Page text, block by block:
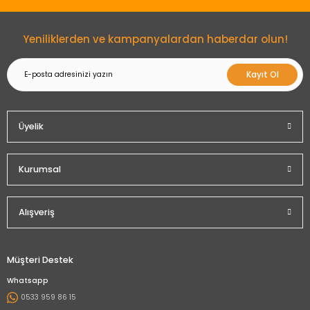
Yeniliklerden ve kampanyalardan haberdar olun!
Kayıt Ol
Üyelik
Kurumsal
Alışveriş
Müşteri Destek
Whatsapp
0533 959 86 15